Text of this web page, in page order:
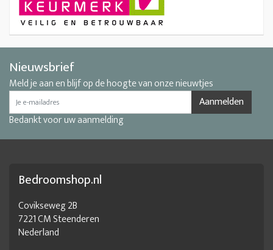
Nieuwsbrief
Meld je aan en blijf op de hoogte van onze nieuwtjes
Aanmelden
Bedankt voor uw aanmelding
Bedroomshop.nl
Covikseweg 2B
7221 CM Steenderen
Nederland